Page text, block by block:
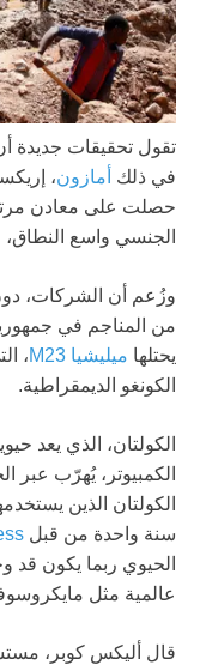
تقول تحقيقات جديدة أن
في ذلك أمازون،
حصلت على معادن
الجنسي واسع النطاق،
وزُعم أن الشركات،
يحتلها ميليشيا M23
،
الكونغو الديمقراطية.
الكولتان، الذي يعد
الكمبيوتر، يُهرّب عبر
الكولتان الذين
سنة واحدة من قبل
الحيوي ربما يكون قد
عالمية مثل
قال أليكس كوبر،